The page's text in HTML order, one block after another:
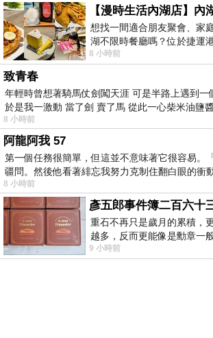
想找一間適合朋友聚會、家
湖不限時餐廳嗎？位於捷運
內湖店，從捷運站步行約4分
8 小時前
致青春
年輕時曾想著騎馬仗劍闖天涯 可是半路上遇到一
於是我一激動 當了劍 賣了馬 從此一心柴米油鹽
8 小時前
阿龍阿我 57
第一個任務很簡單，但這並不意味著它很容易。
疆問。然後他看著緋忘我努力克制住翻白眼的衝
8 小時前
彥五郎事件簿二百六十
重石不再只是歲月的累積，
越多，反而更能像是勳章一
習慣一如縱容，成了再難輕
9 小時前